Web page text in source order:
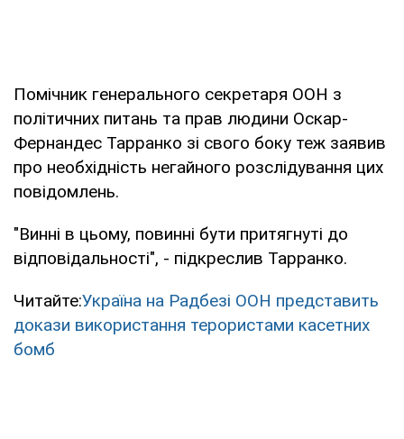
Помічник генерального секретаря ООН з
політичних питань та прав людини Оскар-
Фернандес Тарранко зі свого боку теж заявив
про необхідність негайного розслідування цих
повідомлень.
"Винні в цьому, повинні бути притягнуті до
відповідальності", - підкреслив Тарранко.
Читайте:Україна на Радбезі ООН представить
докази використання терористами касетних
бомб